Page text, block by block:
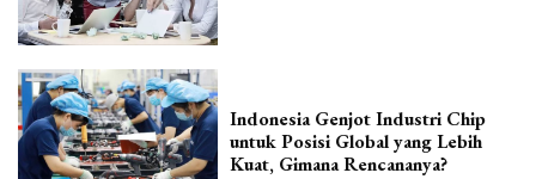
Indonesia Genjot Industri Chip
untuk Posisi Global yang Lebih
Kuat, Gimana Rencananya?